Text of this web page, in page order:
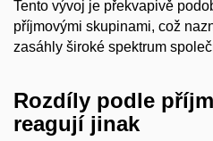
Tento vývoj je překvapivě
příjmovými skupinami, což
zasáhly široké spektrum
Rozdíly podle
reagují jinak